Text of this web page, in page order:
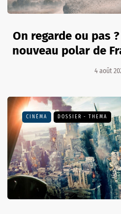
On regarde ou pas
nouveau polar de
4 août
CINÉMA DOSSIER - THEMA